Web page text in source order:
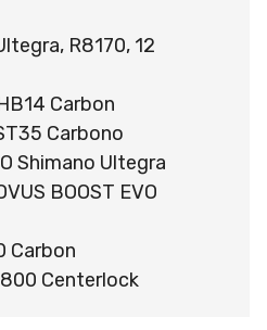
R8170, 12
Carbon
Carbono
Shimano Ultegra
BOOST EVO
Carbon
Centerlock